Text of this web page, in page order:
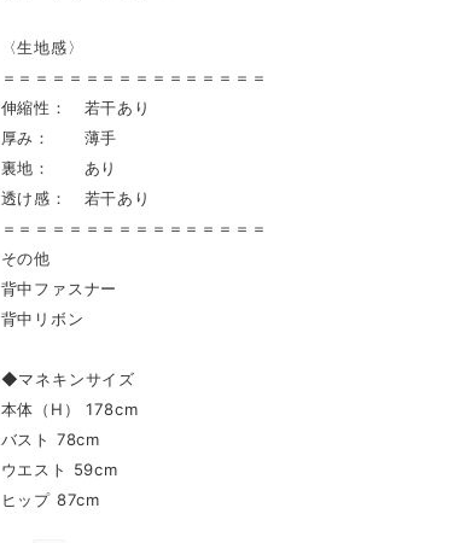
〈生地感〉
＝＝＝＝＝＝＝＝＝＝＝＝＝＝＝＝
伸縮性： 若干あり
厚み： 薄手
裏地： あり
透け感： 若干あり
＝＝＝＝＝＝＝＝＝＝＝＝＝＝＝＝
その他
背中ファスナー
背中リボン
◆マネキンサイズ
本体（H） 178cm
バスト 78cm
ウエスト 59cm
ヒップ 87cm